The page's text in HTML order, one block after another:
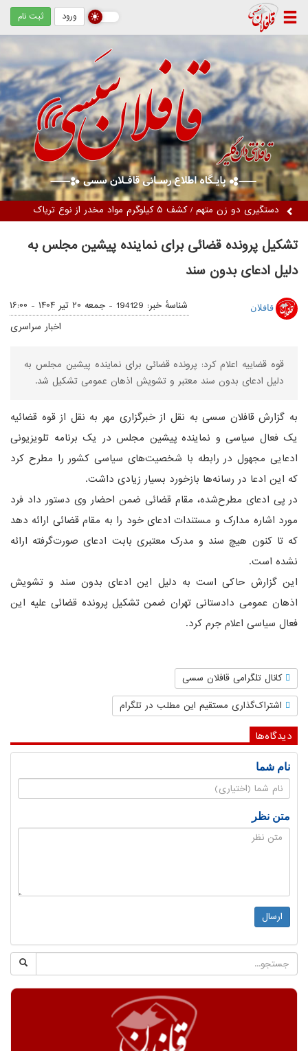
ورود ثبت نام
دستگیری دو زن متهم / کشف ۵ کیلوگرم مواد مخدر از نوع تریاک
تشکیل پرونده قضائی برای نماینده پیشین مجلس به
دلیل ادعای بدون سند
قافلان شناسهٔ خبر: 194129 -
جمعه ۲۰ تیر ۱۴۰۴ - ۱۶:۰۰
اخبار سراسری
قوه قضاییه اعلام کرد: پرونده قضائی برای نماینده پیشین مجلس به
دلیل ادعای بدون سند معتبر و تشویش اذهان عمومی تشکیل شد.
به گزارش قافلان سسی به نقل از خبرگزاری مهر به نقل از قوه قضائیه
یک فعال سیاسی و نماینده پیشین مجلس در یک برنامه تلویزیونی
ادعایی مجهول در رابطه با شخصیت‌های سیاسی کشور را مطرح کرد
که این ادعا در رسانه‌ها بازخورد بسیار زیادی داشت.
در پی ادعای مطرح‌شده، مقام قضائی ضمن احضار وی دستور داد فرد
مورد اشاره مدارک و مستندات ادعای خود را به مقام قضائی ارائه دهد
که تا کنون هیچ سند و مدرک معتبری بابت ادعای صورت‌گرفته ارائه
نشده است.
این گزارش حاکی است به دلیل این ادعای بدون سند و تشویش
اذهان عمومی دادستانی تهران ضمن تشکیل پرونده قضائی علیه این
فعال سیاسی اعلام جرم کرد.
کانال تلگرامی قافلان سسی
اشتراک‌گذاری مستقیم این مطلب در تلگرام
دیدگاه‌ها
نام شما
متن نظر
ارسال